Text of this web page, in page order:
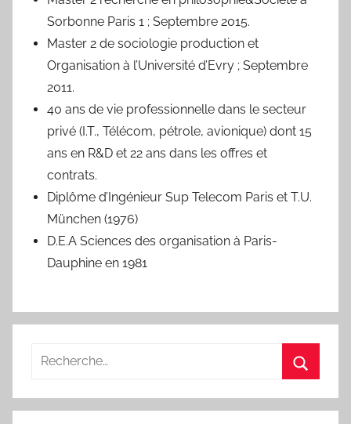
Sorbonne Paris 1 ; Septembre 2015.
Master 2 de sociologie production et
Organisation à l’Université d’Evry ; Septembre
2011.
40 ans de vie professionnelle dans le secteur
privé (I.T., Télécom, pétrole, avionique) dont 15
ans en R&D et 22 ans dans les offres et
contrats.
Diplôme d’Ingénieur Sup Telecom Paris et T.U.
München (1976)
D.E.A Sciences des organisation à Paris-
Dauphine en 1981
Recherche
: